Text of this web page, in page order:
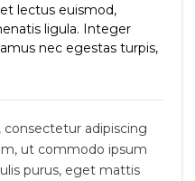
lectus euismod,
ligula. Integer
nec egestas turpis,
adipiscing
ut commodo ipsum
purus, eget mattis